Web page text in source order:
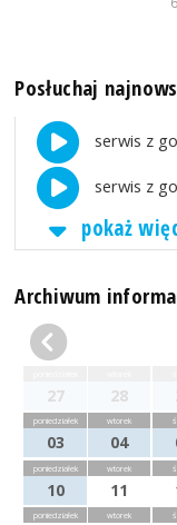
Posłuchaj
serwis z
serwis z
pokaż
Archiwum
27 28
poniedziałek
03
wtorek
04
poniedziałek
10
wtorek
11
poniedziałek wtorek